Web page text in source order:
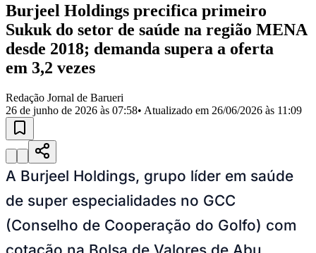
Selecione sua regiãoPara notícias da sua região
AldeiaAldeia da SerraAldeia de BarueriAlphaville Bairro
JubranBelvalBethavilleBoa
Vista CalifórniaCarapicuíba
MilitarItapeviJandiraJardim Audir
CalifórniaJardim dos AltosJardim dos CamargosJardim
Esperança
Julio
MutingaJardim Paraíso
Luís
Jardim São Pedro
TupãJardim TupanciMutingaNova AldeinhaOsascoParque dos
CamargosParque ImperialParque Santa LuziaParque VianaPirapora
do Bom Jesus Recanto PhrynéaSantana de
ParnaíbaSilveiraTamboréVale do Sol Vila BarrosVila Boa Vista
do CondeVila Engenho NovoVila Márcia Vila Nossa Sra. da
Escada
Vila Porto
Votupoca
Para Sua Empresa
Burjeel Holdings precifica primeiro
Sukuk do setor de saúde na região MENA
desde 2018; demanda supera a oferta
em 3,2 vezes
Redação Jornal de Barueri
26 de junho de 2026 às 07:58• Atualizado em 26/06/2026 às 11:09
A Burjeel Holdings, grupo líder em saúde
de super especialidades no GCC
(Conselho de Cooperação do Golfo) com